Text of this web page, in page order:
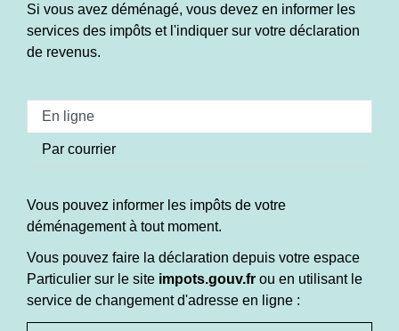
Si vous avez déménagé, vous devez en informer les
services des impôts et l'indiquer sur votre déclaration
de revenus.
En ligne
Par courrier
Vous pouvez informer les impôts de votre
déménagement à tout moment.
Vous pouvez faire la déclaration depuis votre espace
Particulier sur le site impots.gouv.fr ou en utilisant le
service de changement d'adresse en ligne :